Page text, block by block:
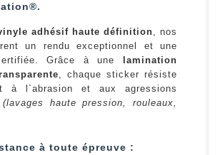
adhésif haute définition, nos
un rendu exceptionnel et une
Grâce à une
lamination
, chaque sticker résiste
à l`abrasion et aux agressions
(lavages haute pression, rouleaux,
à toute épreuve :